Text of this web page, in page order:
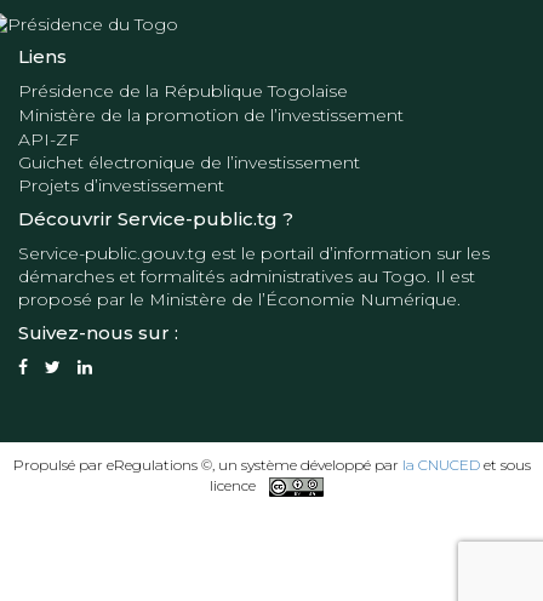
Liens
Présidence de la République Togolaise
Ministère de la promotion de l’investissement
API-ZF
Guichet électronique de l’investissement
Projets d’investissement
Découvrir Service-public.tg ?
Service-public.gouv.tg est le portail d’information sur les
démarches et formalités administratives au Togo. Il est
proposé par le Ministère de l’Économie Numérique.
Suivez-nous sur :
Propulsé par eRegulations ©, un système développé par la CNUCEDet sous
licence